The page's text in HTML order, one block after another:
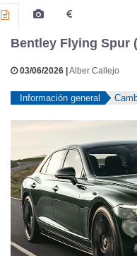
Bentley Flying Spur
03/06/2026 | Alber Callejo
Información general